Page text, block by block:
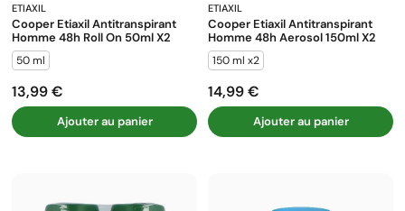
ETIAXIL
Cooper Etiaxil Antitranspirant
Homme 48h Roll On 50ml X2
50 ml
Prix
13,99 €
Ajouter au panier
ETIAXIL
Cooper Etiaxil Antitranspirant
Homme 48h Aerosol 150ml X2
150 ml x2
Prix
14,99 €
Ajouter au panier